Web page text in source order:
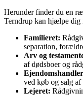
Herunder finder du en
Terndrup kan hjælpe dig
Familieret:
separation,
Arv og
af dødsboer og
ved køb og salg
Lejeret: